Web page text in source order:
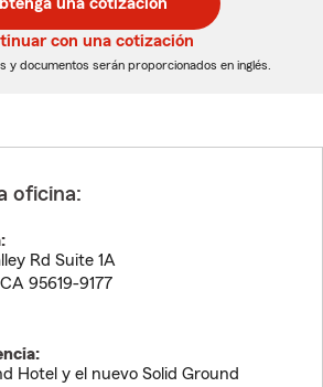
con una cotización
y documentos serán proporcionados en inglés.
oficina:
Rd Suite 1A
CA 95619-9177
Hotel y el nuevo Solid Ground